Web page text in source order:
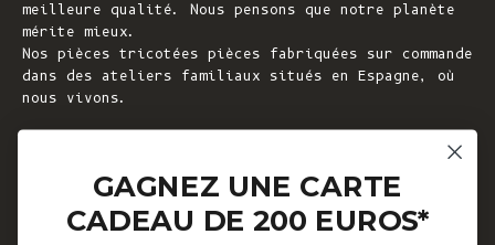
meilleure qualité. Nous pensons que notre planète
mérite mieux.
Nos pièces tricotées pièces fabriquées sur commande
dans des ateliers familiaux situés en Espagne, où
nous vivons.
À PROPOS DE L'ENVERS
GAGNEZ UNE CARTE
CADEAU DE 200 EUROS*